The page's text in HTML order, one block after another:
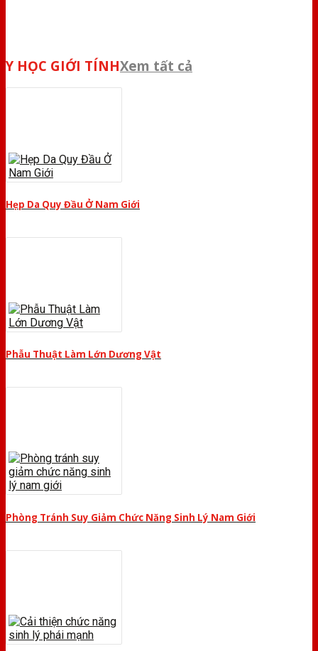
Y HỌC GIỚI TÍNHXem tất cả
Hẹp Da Quy Đầu Ở Nam Giới
Phẫu Thuật Làm Lớn Dương Vật
Phòng Tránh Suy Giảm Chức Năng Sinh Lý Nam Giới